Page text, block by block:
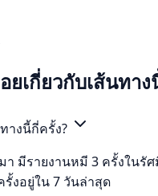
เกี่ยวกับเส้นทาง
างนี้กี่ครั้ง?
มีรายงานหมี 3 ครั้งในรัศ
รั้งอยู่ใน 7 วันล่าสุด